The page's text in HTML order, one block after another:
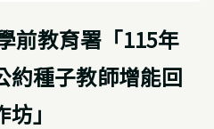
前教育署「115年
約種子教師增能回
」